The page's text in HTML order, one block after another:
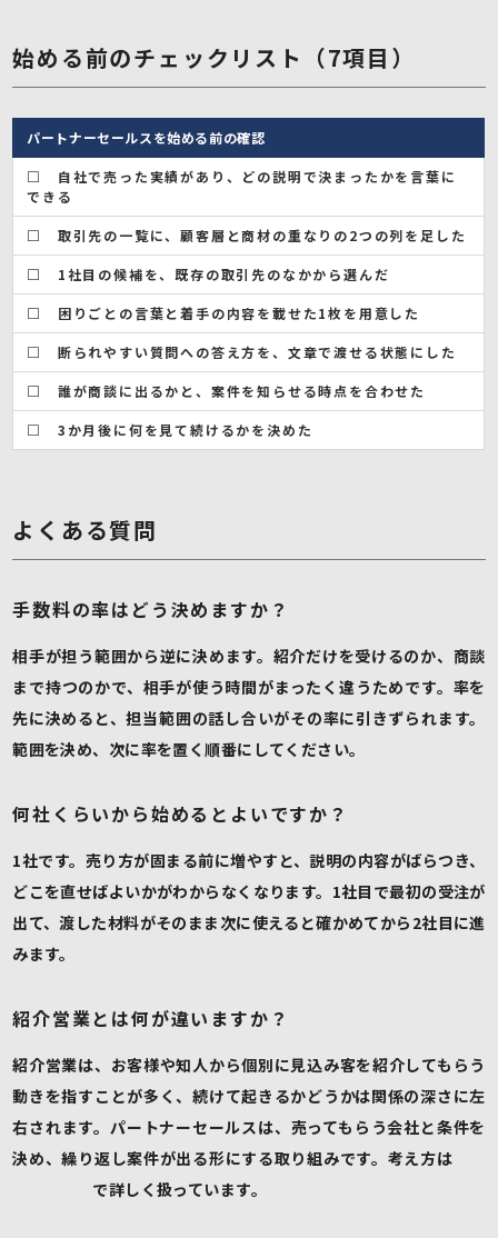
始める前のチェックリスト（7項目）
パートナーセールスを始める前の確認
□ 自社で売った実績があり、どの説明で決まったかを言葉に
できる
□ 取引先の一覧に、顧客層と商材の重なりの2つの列を足した
□ 1社目の候補を、既存の取引先のなかから選んだ
□ 困りごとの言葉と着手の内容を載せた1枚を用意した
□ 断られやすい質問への答え方を、文章で渡せる状態にした
□ 誰が商談に出るかと、案件を知らせる時点を合わせた
□ 3か月後に何を見て続けるかを決めた
よくある質問
手数料の率はどう決めますか？
相手が担う範囲から逆に決めます。紹介だけを受けるのか、商談
まで持つのかで、相手が使う時間がまったく違うためです。率を
先に決めると、担当範囲の話し合いがその率に引きずられます。
範囲を決め、次に率を置く順番にしてください。
何社くらいから始めるとよいですか？
1社です。売り方が固まる前に増やすと、説明の内容がばらつき、
どこを直せばよいかがわからなくなります。1社目で最初の受注が
出て、渡した材料がそのまま次に使えると確かめてから2社目に進
みます。
紹介営業とは何が違いますか？
紹介営業は、お客様や知人から個別に見込み客を紹介してもらう
動きを指すことが多く、続けて起きるかどうかは関係の深さに左
右されます。パートナーセールスは、売ってもらう会社と条件を
決め、繰り返し案件が出る形にする取り組みです。考え方は
で詳しく扱っています。